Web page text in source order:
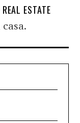
ESTATE